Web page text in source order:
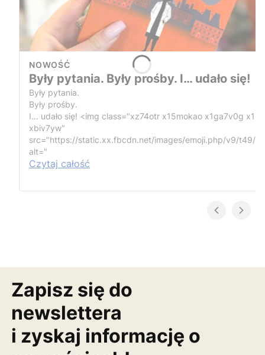
NOWOŚĆ
Były pytania. Były prośby. I… udało się!
Były pytania.
Były prośby.
I… udało się! <img class="xz74otr x15mokao x1ga7v0g
xbiv7yw"
src="https://static.xx.fbcdn.net/images/emoji.php/v9/t49/1/
alt="
Czytaj całość
Zapisz się do
newslettera
i zyskaj informację o